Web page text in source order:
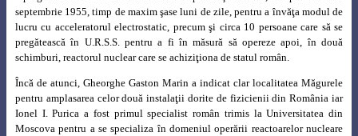
septembrie 1955, timp de maxim şase luni de zile, pentru a învăţa modul de
lucru cu acceleratorul electrostatic, precum şi circa 10 persoane care să se
pregătească în U.R.S.S. pentru a fi în măsură să opereze apoi, în două
schimburi, reactorul nuclear care se achiziţiona de statul român.
Încă de atunci, Gheorghe Gaston Marin a indicat clar localitatea Măgurele
pentru amplasarea celor două instalaţii dorite de fizicienii din România iar
Ionel I. Purica a fost primul specialist român trimis la Universitatea din
Moscova pentru a se specializa în domeniul operării reactoarelor nucleare